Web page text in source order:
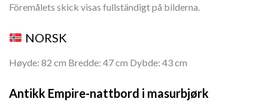
Föremålets skick visas fullständigt på bilderna.
NORSK
Høyde: 82 cm Bredde: 47 cm Dybde: 43 cm
Antikk Empire-nattbord i masurbjørk